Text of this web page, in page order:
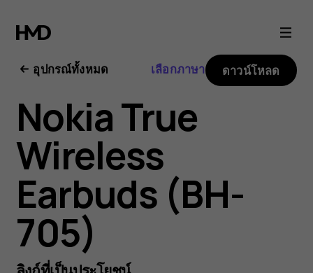
Nokia
True
Wireless
Earbuds
user
guide
อุปกรณ์ทั้งหมด เลือกภาษา ดาวน์โหลด
Nokia True
Wireless
Earbuds (BH-
705)